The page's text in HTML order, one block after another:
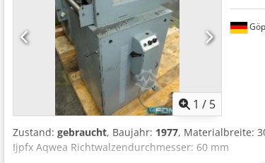
1 / 5
Zustand: gebraucht, Baujahr: 1977, Materialbreite:
Ijpfx Aqwea Richtwalzendurchmesser: 60 mm